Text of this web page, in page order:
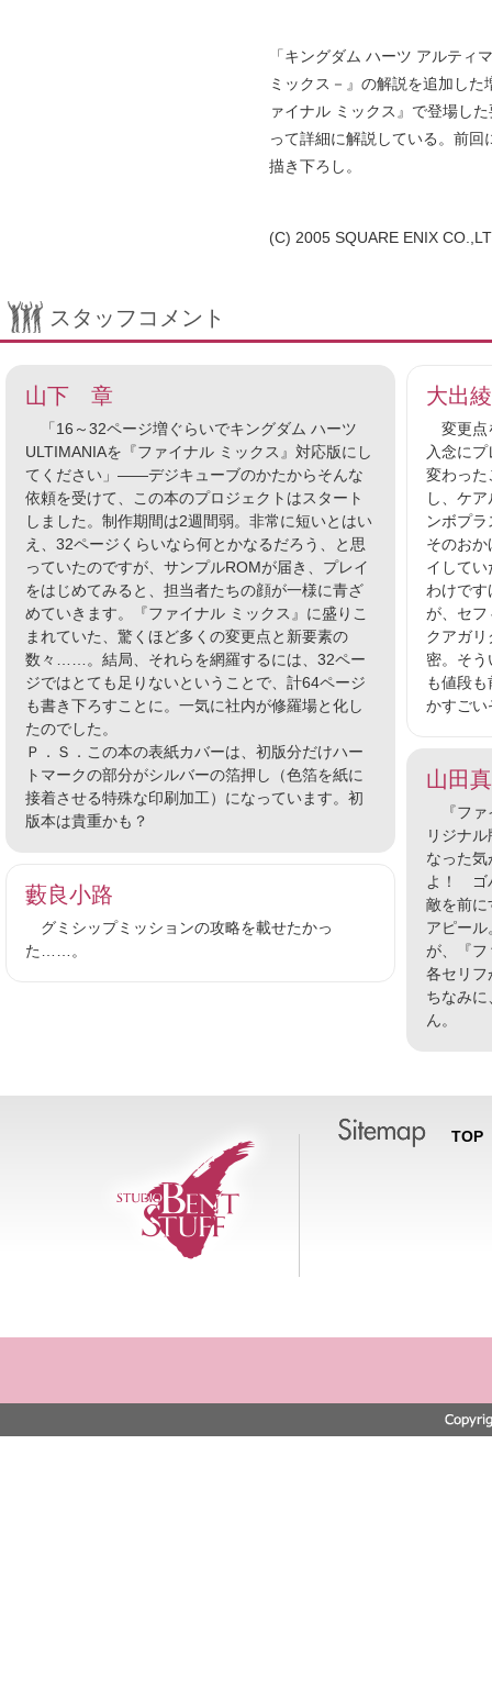
「キングダム ハーツ アルティ
ミックス－』の解説を追加し
ァイナル ミックス』で登場し
って詳細に解説している。前
描き下ろし。
(C) 2005 SQUARE ENIX
スタッフコメント
山下 章
「16～32ページ増ぐらいでキングダム ハーツ
ULTIMANIAを『ファイナル ミックス』対応版にし
てください」――デジキューブのかたからそんな
依頼を受けて、この本のプロジェクトはスタート
しました。制作期間は2週間弱。非常に短いとはい
え、32ページくらいなら何とかなるだろう、と思
っていたのですが、サンプルROMが届き、プレイ
をはじめてみると、担当者たちの顔が一様に青ざ
めていきます。『ファイナル ミックス』に盛りこ
まれていた、驚くほど多くの変更点と新要素の
数々……。結局、それらを網羅するには、32ペー
ジではとても足りないということで、計64ページ
も書き下ろすことに。一気に社内が修羅場と化し
たのでした。
Ｐ．Ｓ．この本の表紙カバーは、初版分だけハー
トマークの部分がシルバーの箔押し（色箔を紙に
接着させる特殊な印刷加工）になっています。初
版本は貴重かも？
大出
変更点
入念に
変わった
し、ケ
ンボプ
そのお
イして
わけで
が、セフ
クアガ
密。そ
も値段
かすごい
山田
『ファ
リジナ
なった
よ！ ゴ
敵を前
アピー
が、『フ
各セリフ
ちなみ
ん。
藪良小路
グミシップミッションの攻略を載せたかっ
た……。
TOP